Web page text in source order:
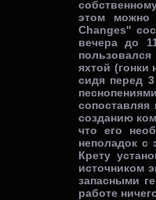
этом можно
Changes''
вечера до
яхтой (гонки
сидя перед
созданию
что его
неполадок с
Крету
источником
запасными
работе